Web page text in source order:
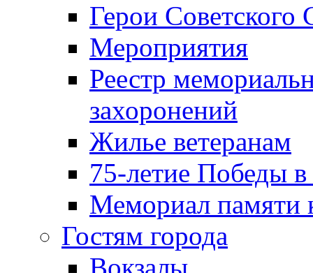
Герои Советского
Мероприятия
Реестр
захоронений
Жилье ветеранам
75-летие Победы
Мемориал памяти
Гостям города